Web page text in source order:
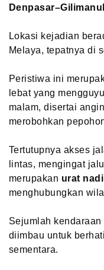
Lokasi kejadian
Melaya, tepatnya di
Peristiwa ini
lebat yang
malam, disertai
merobohkan
Tertutupnya akses
lintas, mengingat
merupakan urat
menghubungkan
Sejumlah
diimbau untuk
sementara.